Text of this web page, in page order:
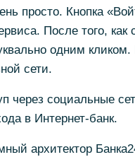
просто. Кнопка
После того, как
одним
сети.
через социальные
в Интернет-банк.
архитектор